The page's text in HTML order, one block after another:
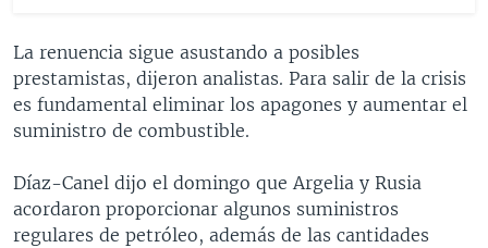
La renuencia sigue asustando a posibles
prestamistas, dijeron analistas. Para salir de la crisis
es fundamental eliminar los apagones y aumentar el
suministro de combustible.
Díaz-Canel dijo el domingo que Argelia y Rusia
acordaron proporcionar algunos suministros
regulares de petróleo, además de las cantidades